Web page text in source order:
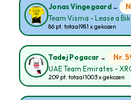
Jonas Vingegaard -
Team Visma - Lease a
86 pt. totaal981 x gekozen
Tadej Pogacar - Nr.
UAE Team Emirates -
209 pt. totaal1003 x gekozen